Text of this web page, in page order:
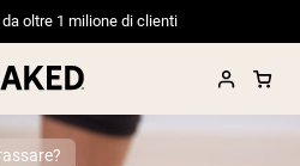
da oltre 1 milione di clienti